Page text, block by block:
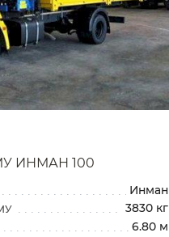
ИНМАН 100
Инман
3830 кг
6.80 м